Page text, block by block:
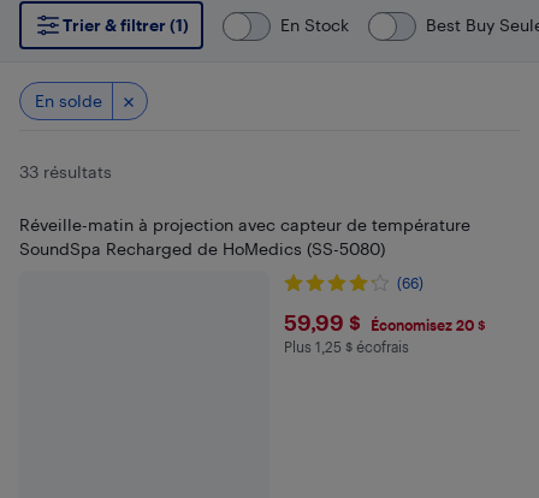
Trier & filtrer (1) En Stock Best Buy
En solde
33 résultats
Réveille-matin à projection avec capteur de température
SoundSpa Recharged de HoMedics (SS-5080)
(66)
$59.99
59,99 $ Économisez 20 $
Plus 1.25 $ en écofrais
Plus 1,25 $ écofrais